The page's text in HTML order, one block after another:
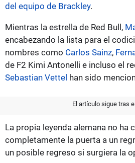
del equipo de Brackley.
Mientras la estrella de Red Bull,
encabezando la lista para el
nombres como Carlos Sainz,
de F2 Kimi Antonelli e incluso el
Sebastian Vettel han sido
El artículo sigue tras
La propia leyenda alemana no ha
completamente la puerta a un
un posible regreso si surgiera la